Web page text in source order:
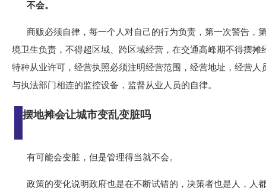
不会。
商贩必须自律，每一个人对自己的行为负责，第一次警告，
境卫生负责，不得超区域、跨区域经营，在交通高峰期不得摆
特种从业许可，经营执照必须注明经营范围，经营地址，经营
与执法部门相连的监控设备，监督从业人员的自律。
摆地摊会让城市变乱变脏吗
有可能会变脏，但是管理得当就不会。
政策的变化说明政府也是在不断试错的，决策者也是人，人